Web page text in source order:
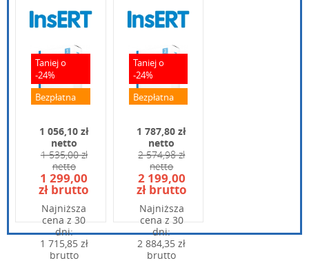
Wpisz poniżej swoje pytanie
Wpisz kod widoczny na obrazku:
Taniej o
-24%
Bezpłatna
1 056,10 zł
netto
1 535,00 zł
netto
1 299,00
zł brutto
Najniższa
cena z 30
dni:
1 715,85 zł
brutto
Taniej o
-24%
Bezpłatna
1 787,80 zł
netto
2 574,98 zł
netto
2 199,00
zł brutto
Najniższa
cena z 30
dni:
2 884,35 zł
brutto